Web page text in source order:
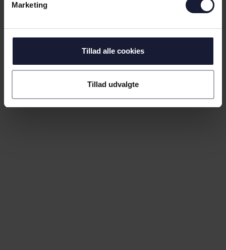
Marketing
Tillad alle cookies
Tillad udvalgte